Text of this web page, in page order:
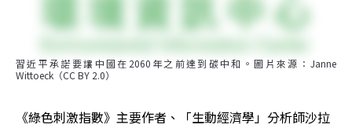
習近平承諾要讓中國在2060年之前達到碳中和。圖片來源：Janne
Wittoeck（CC BY 2.0）
《綠色刺激指數》主要作者、「生動經濟學」分析師沙拉